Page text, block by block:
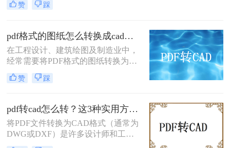
一个棘手的问题：客户、供应商或历
PDF文件虽然便于查看和打印，但其
内部的图形通常是不可编辑的“死
图”，无法进行修改、测量或进一步
设计。这时，将PDF转换为CAD格式
（如DWG或DXF）就成为了一项至
关重要的技能。
赞 踩
pdf格式的图纸怎么转换成cad？两种常见方法分享！
在工程设计、建筑绘图及制造业中，
经常需要将PDF格式的图纸转换为
CAD（Computer-Aided Design）文
件，以便进行进一步的编辑、修改或
cad呢？本文将介绍两种常见且有效的
方法来实现这一目标。
赞 踩
pdf转cad怎么转？这3种实用方法试试看！
将PDF文件转换为CAD格式（通常为
DWG或DXF）是许多设计师和工程
师日常工作中的一部分。那么pdf转